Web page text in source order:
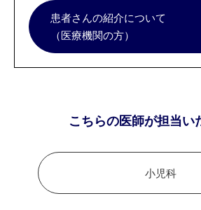
患者さんの紹介について
（医療機関の方）
こちらの医師が担当い
小児科